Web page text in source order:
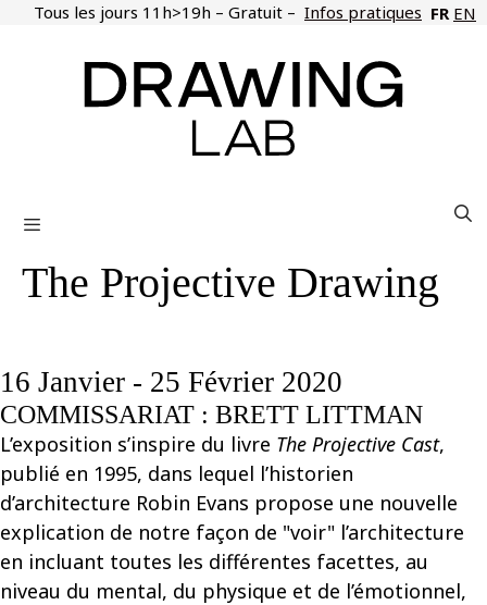
AllerTous les jours 11h>19h – Gratuit – Infos pratiques FR EN
The Projective Drawing
16 Janvier - 25 Février 2020
COMMISSARIAT : BRETT LITTMAN
L’exposition s’inspire du livre The Projective Cast,
publié en 1995, dans lequel l’historien
d’architecture Robin Evans propose une nouvelle
explication de notre façon de "voir" l’architecture
en incluant toutes les différentes facettes, au
niveau du mental, du physique et de l’émotionnel,